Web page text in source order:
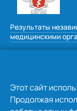
Результаты
медицинскими
Этот сайт
Продолжая